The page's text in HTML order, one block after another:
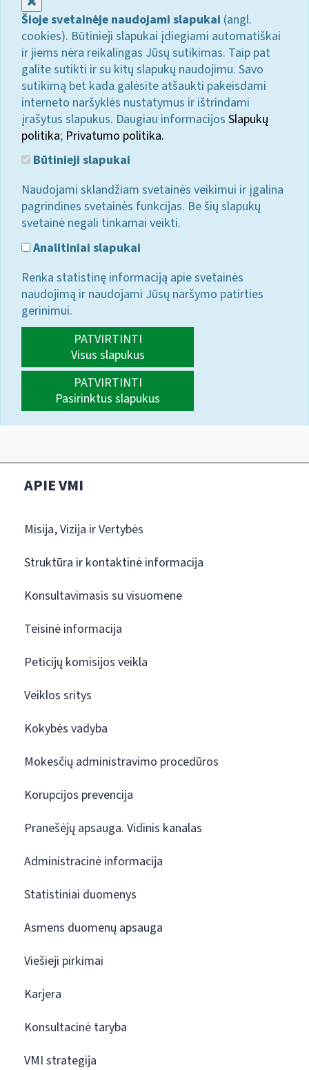
Šioje svetainėje naudojami slapukai (angl.
cookies). Būtinieji slapukai įdiegiami automatiškai
ir jiems nėra reikalingas Jūsų sutikimas. Taip pat
galite sutikti ir su kitų slapukų naudojimu. Savo
sutikimą bet kada galėsite atšaukti pakeisdami
interneto naršyklės nustatymus ir ištrindami
įrašytus slapukus. Daugiau informacijos Slapukų
politika; Privatumo politika.
Būtinieji slapukai
Naudojami sklandžiam svetainės veikimui ir įgalina
pagrindines svetainės funkcijas. Be šių slapukų
svetainė negali tinkamai veikti.
Analitiniai slapukai
Renka statistinę informaciją apie svetainės
naudojimą ir naudojami Jūsų naršymo patirties
gerinimui.
PATVIRTINTI
Visus slapukus
PATVIRTINTI
Pasirinktus slapukus
APIE VMI
Misija, Vizija ir Vertybės
Struktūra ir kontaktinė informacija
Konsultavimasis su visuomene
Teisinė informacija
Peticijų komisijos veikla
Veiklos sritys
Kokybės vadyba
Mokesčių administravimo procedūros
Korupcijos prevencija
Pranešėjų apsauga. Vidinis kanalas
Administracinė informacija
Statistiniai duomenys
Asmens duomenų apsauga
Viešieji pirkimai
Karjera
Konsultacinė taryba
VMI strategija